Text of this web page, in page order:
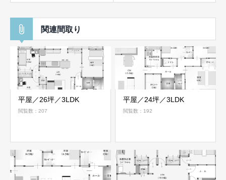
関連間取り
平屋／26坪／3LDK
閲覧数：207
平屋／24坪／3LDK
閲覧数：192